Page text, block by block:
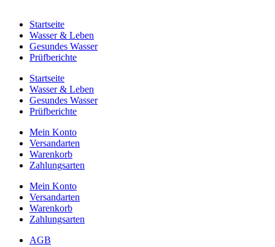
Startseite
Wasser & Leben
Gesundes Wasser
Prüfberichte
Startseite
Wasser & Leben
Gesundes Wasser
Prüfberichte
Mein Konto
Versandarten
Warenkorb
Zahlungsarten
Mein Konto
Versandarten
Warenkorb
Zahlungsarten
AGB